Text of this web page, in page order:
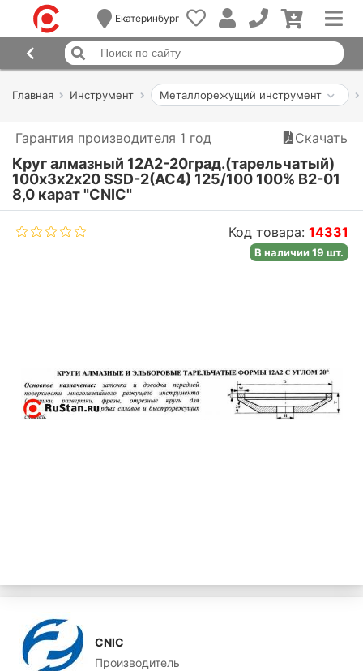
Екатеринбург
Главная Инструмент Металлорежущий инструмент
Гарантия производителя 1 год Скачать
Круг алмазный 12А2-20град.(тарельчатый)
100х3х2х20 SSD-2(АС4) 125/100 100% В2-01
8,0 карат "CNIC"
Код товара:14331
В наличии 19 шт.
CNIC
Производитель